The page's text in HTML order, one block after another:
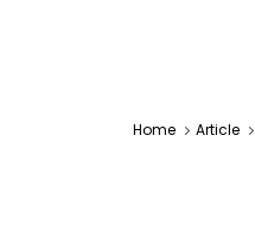
Home Article